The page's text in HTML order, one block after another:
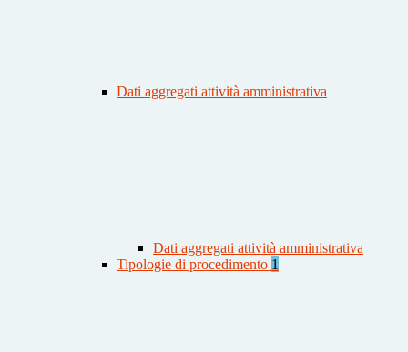
Dati aggregati attività amministrativa
Dati aggregati attività amministrativa
Tipologie di procedimento 1